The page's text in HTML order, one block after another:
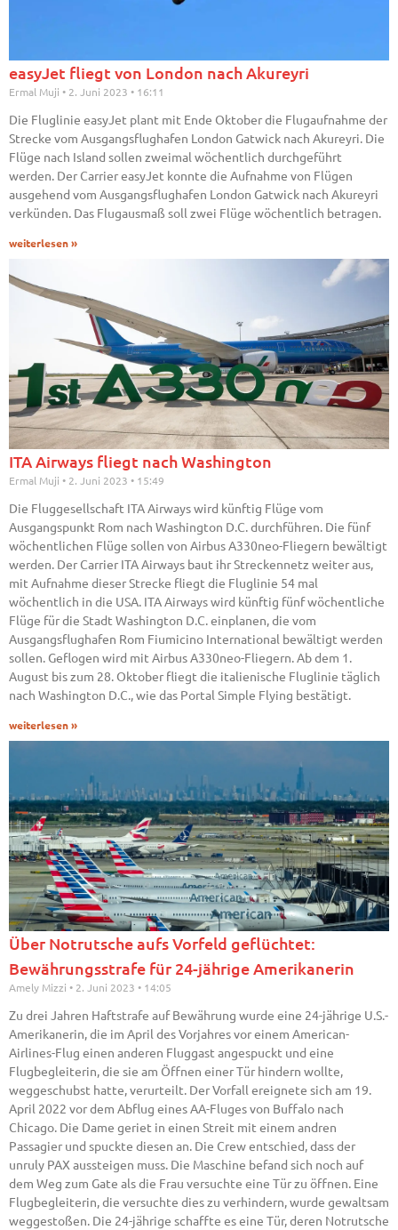
easyJet fliegt von London nach Akureyri
Ermal Muji 2. Juni 2023 16:11
Die Fluglinie easyJet plant mit Ende Oktober die Flugaufnahme der
Strecke vom Ausgangsflughafen London Gatwick nach Akureyri. Die
Flüge nach Island sollen zweimal wöchentlich durchgeführt
werden. Der Carrier easyJet konnte die Aufnahme von Flügen
ausgehend vom Ausgangsflughafen London Gatwick nach Akureyri
verkünden. Das Flugausmaß soll zwei Flüge wöchentlich betragen.
weiterlesen »
ITA Airways fliegt nach Washington
Ermal Muji 2. Juni 2023 15:49
Die Fluggesellschaft ITA Airways wird künftig Flüge vom
Ausgangspunkt Rom nach Washington D.C. durchführen. Die fünf
wöchentlichen Flüge sollen von Airbus A330neo-Fliegern bewältigt
werden. Der Carrier ITA Airways baut ihr Streckennetz weiter aus,
mit Aufnahme dieser Strecke fliegt die Fluglinie 54 mal
wöchentlich in die USA. ITA Airways wird künftig fünf wöchentliche
Flüge für die Stadt Washington D.C. einplanen, die vom
Ausgangsflughafen Rom Fiumicino International bewältigt werden
sollen. Geflogen wird mit Airbus A330neo-Fliegern. Ab dem 1.
August bis zum 28. Oktober fliegt die italienische Fluglinie täglich
nach Washington D.C., wie das Portal Simple Flying bestätigt.
weiterlesen »
Über Notrutsche aufs Vorfeld geflüchtet:
Bewährungsstrafe für 24-jährige Amerikanerin
Amely Mizzi 2. Juni 2023 14:05
Zu drei Jahren Haftstrafe auf Bewährung wurde eine 24-jährige U.S.-
Amerikanerin, die im April des Vorjahres vor einem American-
Airlines-Flug einen anderen Fluggast angespuckt und eine
Flugbegleiterin, die sie am Öffnen einer Tür hindern wollte,
weggeschubst hatte, verurteilt. Der Vorfall ereignete sich am 19.
April 2022 vor dem Abflug eines AA-Fluges von Buffalo nach
Chicago. Die Dame geriet in einen Streit mit einem andren
Passagier und spuckte diesen an. Die Crew entschied, dass der
unruly PAX aussteigen muss. Die Maschine befand sich noch auf
dem Weg zum Gate als die Frau versuchte eine Tür zu öffnen. Eine
Flugbegleiterin, die versuchte dies zu verhindern, wurde gewaltsam
weggestoßen. Die 24-jährige schaffte es eine Tür, deren Notrutsche